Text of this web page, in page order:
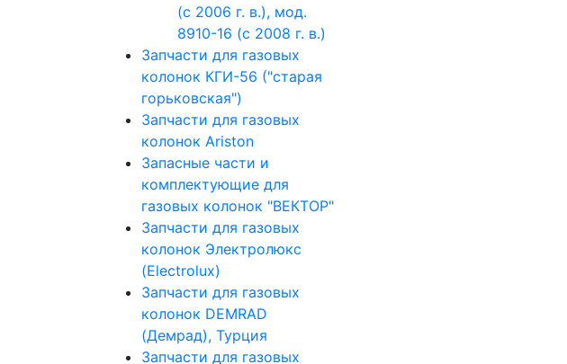
(с 2006 г. в.), мод.
8910-16 (с 2008 г. в.)
Запчасти для газовых
колонок КГИ-56 ("старая
горьковская")
Запчасти для газовых
колонок Ariston
Запасные части и
комплектующие для
газовых колонок "ВЕКТОР"
Запчасти для газовых
колонок Электролюкс
(Electrolux)
Запчасти для газовых
колонок DEMRAD
(Демрад), Турция
Запчасти для газовых